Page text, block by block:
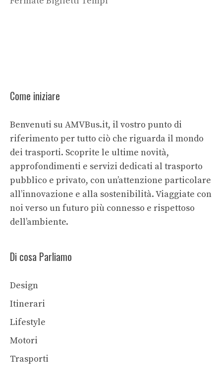
Come iniziare
Benvenuti su AMVBus.it, il vostro punto di
riferimento per tutto ciò che riguarda il mondo
dei trasporti. Scoprite le ultime novità,
approfondimenti e servizi dedicati al trasporto
pubblico e privato, con un’attenzione particolare
all’innovazione e alla sostenibilità. Viaggiate con
noi verso un futuro più connesso e rispettoso
dell’ambiente.
Di cosa Parliamo
Design
Itinerari
Lifestyle
Motori
Trasporti